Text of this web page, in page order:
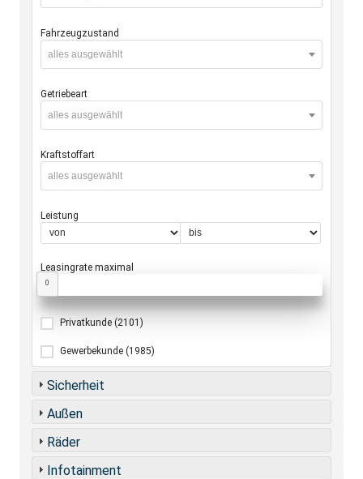
Fahrzeugzustand
alles ausgewählt
Getriebeart
alles ausgewählt
Kraftstoffart
alles ausgewählt
Leistung
Leasingrate maximal
0
Privatkunde (2101)
Gewerbekunde (1985)
Sicherheit
Außen
Räder
Infotainment